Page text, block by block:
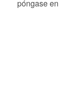
póngase